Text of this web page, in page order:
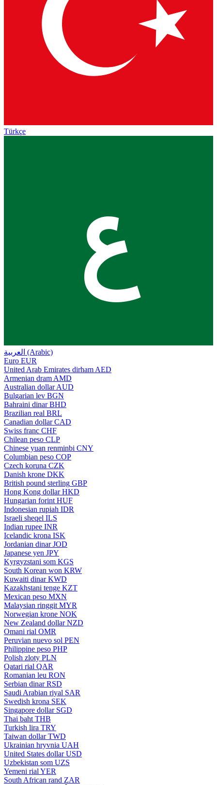
Türkçe
ع
العربية (Arabic)
Euro EUR
United Arab Emirates dirham AED
Armenian dram AMD
Australian dollar AUD
Bulgarian lev BGN
Bahraini dinar BHD
Brazilian real BRL
Canadian dollar CAD
Swiss franc CHF
Chilean peso CLP
Chinese yuan renminbi CNY
Columbian peso COP
Czech koruna CZK
Danish krone DKK
British pound sterling GBP
Hong Kong dollar HKD
Hungarian forint HUF
Indonesian rupiah IDR
Israeli sheqel ILS
Indian rupee INR
Icelandic krona ISK
Jordanian dinar JOD
Japanese yen JPY
Kyrgyzstani som KGS
South Korean won KRW
Kuwaiti dinar KWD
Kazakhstani tenge KZT
Mexican peso MXN
Malaysian ringgit MYR
Norwegian krone NOK
New Zealand dollar NZD
Omani rial OMR
Peruvian nuevo sol PEN
Philippine peso PHP
Polish zloty PLN
Qatari rial QAR
Romanian leu RON
Serbian dinar RSD
Saudi Arabian riyal SAR
Swedish krona SEK
Singapore dollar SGD
Thai baht THB
Turkish lira TRY
Taiwan dollar TWD
Ukrainian hryvnia UAH
United States dollar USD
Uzbekistan som UZS
Yemeni rial YER
South African rand ZAR